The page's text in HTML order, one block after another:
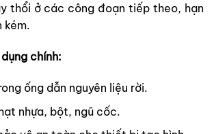
thổi ở các công đoạn tiếp theo, hạn
kém.
chính:
ống dẫn nguyên liệu rời.
nhựa, bột, ngũ cốc.